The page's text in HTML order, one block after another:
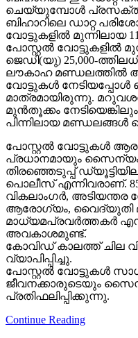
ചെയ്യുമ്പോള്‍
ബിഹാറിലെ ഡാറ്റ
വോട്ടുകളില്‍ മുന്നിലായ
പോസ്റ്റല്‍ വോട്ടുകളില്‍
ജെഡി(യു) 25,000-
ലൗകാഹ മണ്ഡലത്തില്‍
വോട്ടുകള്‍ നേടിയപ്പോള്‍
മാത്രമായിരുന്നു.
മുന്‍തൂക്കം
പിന്നിലായ മണ്ഡലങ്ങള്‍
പോസ്റ്റല്‍ വോട്ടുകള്‍
പ്രധാനമായും സൈന്യം,
തിരഞ്ഞെടുപ്പ്
പൊലീസ് എന്നിവരാണ്.
വികലാംഗര്‍,
ആരോഗ്യം, വൈദ്യുതി
മാധ്യമപ്രവര്‍ത്തകര്‍
അവകാശമുണ്ട്.
കോവിഡ് കാലത്ത് ചില
വ്യാപിപ്പിച്ചു.
പോസ്റ്റല്‍ വോട്ടുകള്‍
ജീവനക്കാരുടെയും
പ്രതിഫലിപ്പിക്കുന്നു.
Continue Reading